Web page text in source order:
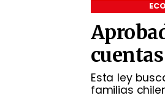
Esta ley
familias